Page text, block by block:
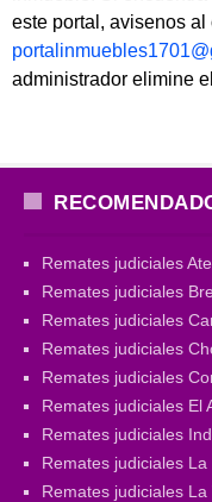
este portal, avisenos al
administrador elimine
Remates judiciales Ate
Remates judiciales
Remates judiciales
Remates judiciales
Remates judiciales
Remates judiciales El
Remates judiciales
Remates judiciales La
Remates judiciales La